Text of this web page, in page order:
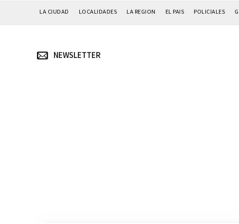
LA CIUDAD LOCALIDADES LA REGION EL PAIS POLICIALES
NEWSLETTER